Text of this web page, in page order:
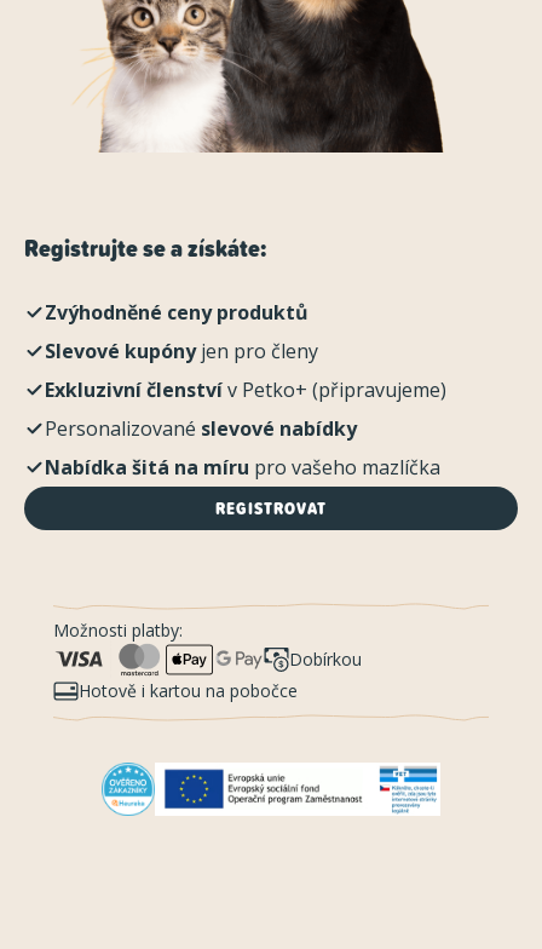
Registrujte se a získáte:
Zvýhodněné ceny produktů
Slevové kupónyjen pro členy
Exkluzivní členstvív Petko+ (připravujeme)
Personalizované slevové nabídky
Nabídka šitá na míru pro vašeho mazlíčka
REGISTROVAT
Možnosti platby:
Dobírkou
Hotově i kartou na pobočce